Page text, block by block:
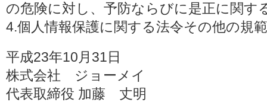
の危険に対し、予防ならびに是正に関す
4.個人情報保護に関する法令その他の規
平成23年10月31日
株式会社 ジョーメイ
代表取締役 加藤 丈明